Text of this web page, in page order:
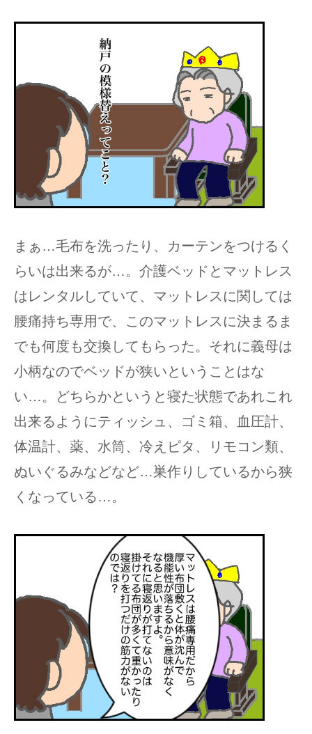
まぁ…毛布を洗ったり、カーテンをつけるく
らいは出来るが…。介護ベッドとマットレス
はレンタルしていて、マットレスに関しては
腰痛持ち専用で、このマットレスに決まるま
でも何度も交換してもらった。それに義母は
小柄なのでベッドが狭いということはな
い…。どちらかというと寝た状態であれこれ
出来るようにティッシュ、ゴミ箱、血圧計、
体温計、薬、水筒、冷えピタ、リモコン類、
ぬいぐるみなどなど…巣作りしているから狭
くなっている…。